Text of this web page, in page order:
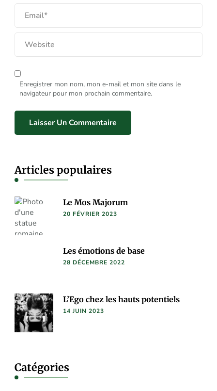
Enregistrer mon nom, mon e-mail et mon site dans le
navigateur pour mon prochain commentaire.
Articles populaires
Le Mos Majorum
20 FÉVRIER 2023
Les émotions de base
28 DÉCEMBRE 2022
L’Ego chez les hauts potentiels
14 JUIN 2023
Catégories